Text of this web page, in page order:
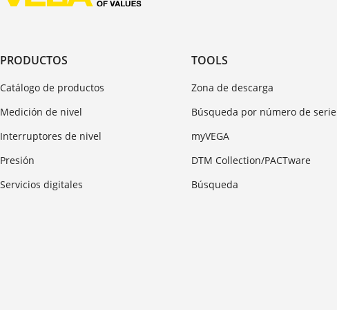
PRODUCTOS
Catálogo de productos
Medición de nivel
Interruptores de nivel
Presión
Servicios digitales
TOOLS
Zona de descarga
Búsqueda por número de serie
myVEGA
DTM Collection/PACTware
Búsqueda